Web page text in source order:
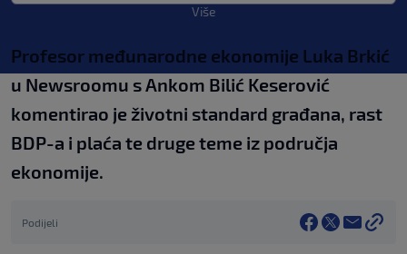
Više
Profesor međunarodne ekonomije Luka Brkić
u Newsroomu s Ankom Bilić Keserović
komentirao je životni standard građana, rast
BDP-a i plaća te druge teme iz područja
ekonomije.
Podijeli